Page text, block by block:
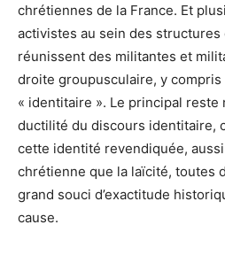
chrétiennes de la France. Et
activistes au sein des structures
réunissent des militantes et
droite groupusculaire, y
« identitaire ». Le principal reste
ductilité du discours identitaire,
cette identité revendiquée,
chrétienne que la laïcité, toutes
grand souci d’exactitude
cause.